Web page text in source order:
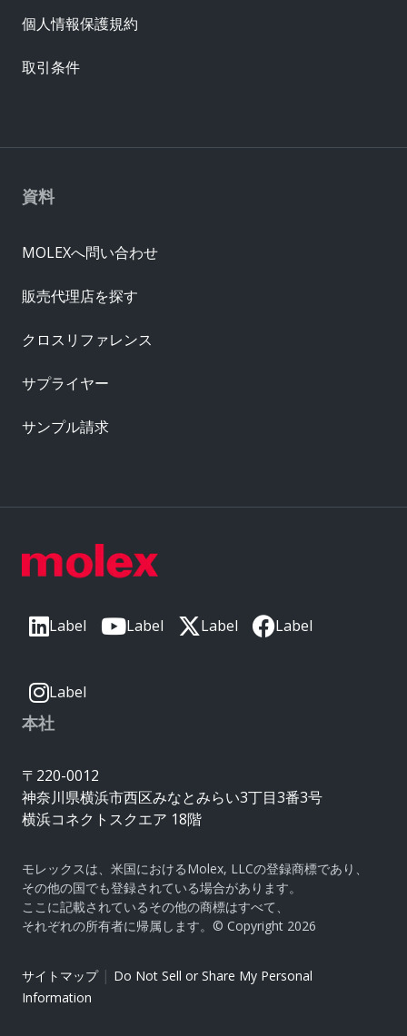
Label Label Label Label
Label
本社
〒220-0012
神奈川県横浜市西区みなとみらい3丁目3番3号
横浜コネクトスクエア 18階
モレックスは、米国におけるMolex, LLCの登録商標であり、
その他の国でも登録されている場合があります。
ここに記載されているその他の商標はすべて、
それぞれの所有者に帰属します。© Copyright 2026
サイトマップ| Do Not Sell or Share My Personal
Information
資料
MOLEXへ問い合わせ
販売代理店を探す
クロスリファレンス
サプライヤー
サンプル請求
個人情報保護規約
取引条件